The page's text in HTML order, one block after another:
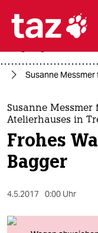

themen
politik
öko
gesellschaft
kultur
usa
Susanne Messmer
Susanne
Atelierhauses in
Frohes
Bagger
4.5.2017 0:00 Uhr